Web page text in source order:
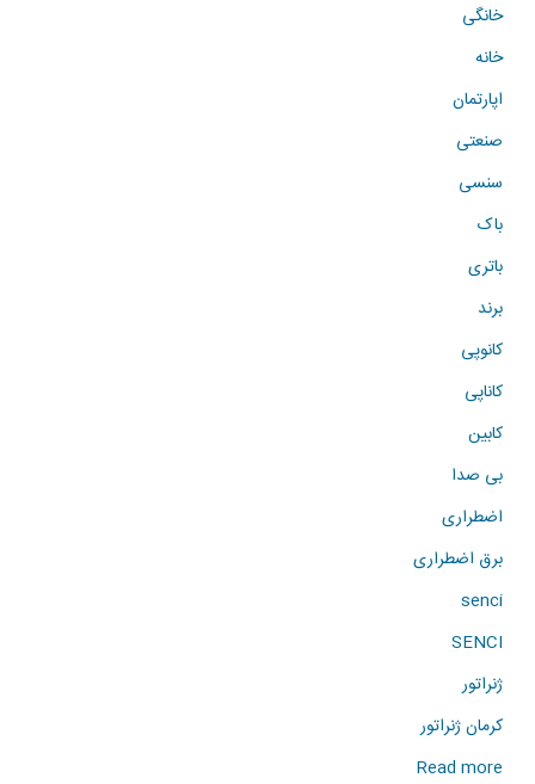
خانگی
خانه
اپارتمان
صنعتی
سنسی
باک
باتری
برند
کانوپی
کاناپی
کابین
بی صدا
اضطراری
برق اضطراری
senci
SENCI
ژنراتور
کرمان ژنراتور
Read more
about